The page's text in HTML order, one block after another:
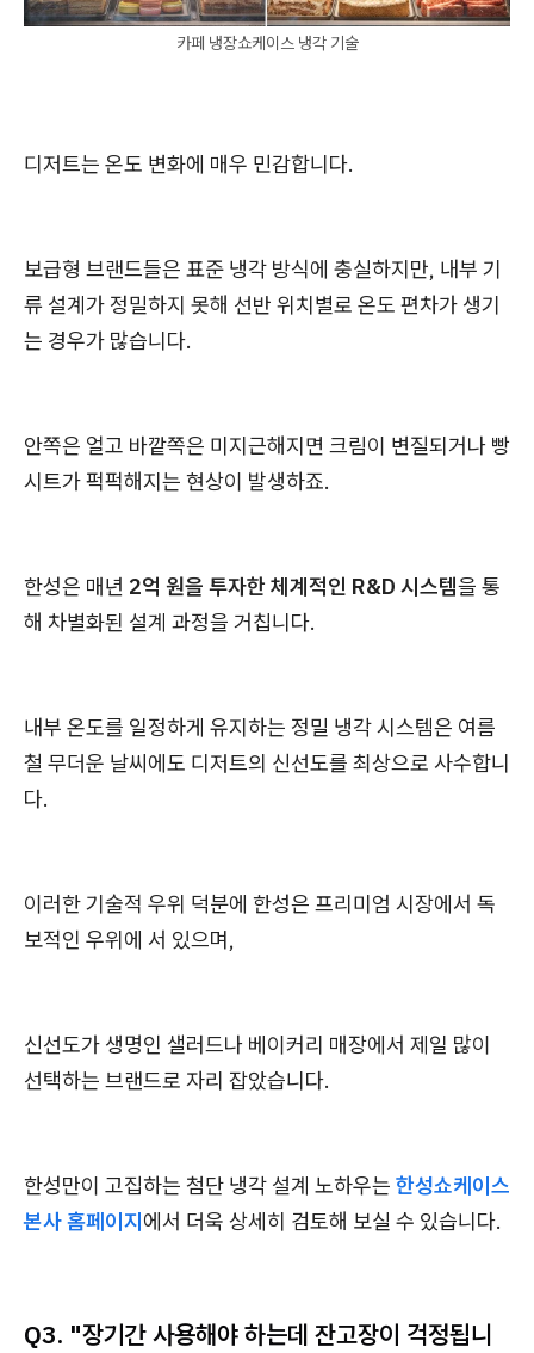
카페 냉장쇼케이스 냉각 기술
디저트는 온도 변화에 매우 민감합니다.
보급형 브랜드들은 표준 냉각 방식에 충실하지만, 내부 기
류 설계가 정밀하지 못해 선반 위치별로 온도 편차가 생기
는 경우가 많습니다.
안쪽은 얼고 바깥쪽은 미지근해지면 크림이 변질되거나 빵
시트가 퍽퍽해지는 현상이 발생하죠.
한성은 매년 2억 원을 투자한 체계적인 R&D 시스템을 통
해 차별화된 설계 과정을 거칩니다.
내부 온도를 일정하게 유지하는 정밀 냉각 시스템은 여름
철 무더운 날씨에도 디저트의 신선도를 최상으로 사수합니
다.
이러한 기술적 우위 덕분에 한성은 프리미엄 시장에서 독
보적인 우위에 서 있으며,
신선도가 생명인 샐러드나 베이커리 매장에서 제일 많이
선택하는 브랜드로 자리 잡았습니다.
한성만이 고집하는 첨단 냉각 설계 노하우는 한성쇼케이스
본사 홈페이지에서 더욱 상세히 검토해 보실 수 있습니다.
Q3. "장기간 사용해야 하는데 잔고장이 걱정됩니